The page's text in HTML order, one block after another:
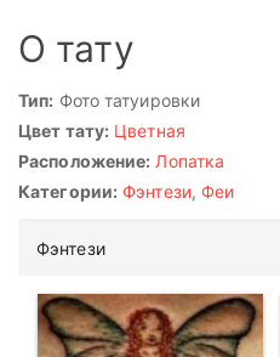
О тату
Тип: Фото татуировки
Цвет тату: Цветная
Расположение: Лопатка
Категории: Фэнтези, Феи
Фэнтези